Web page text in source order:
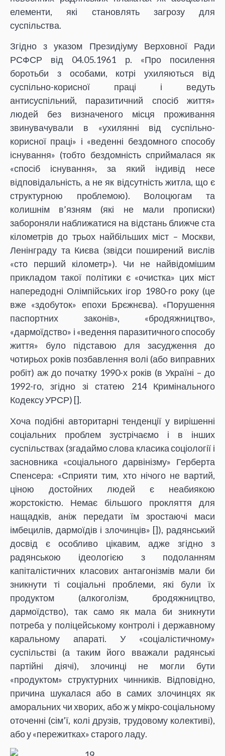
елементи, які становлять загрозу для
суспільства.
Згідно з указом Президіуму Верховної Ради
РСФСР від 04.05.1961 р. «Про посилення
боротьби з особами, котрі ухиляються від
суспільно-корисної праці і ведуть
антисуспільний, паразитичний спосіб життя»
людей без визначеного місця проживання
звинувачували в «ухилянні від суспільно-
корисної праці» і «веденні бездомного способу
існування» (тобто бездомність сприймалася як
«спосіб існування», за який індивід несе
відповідальність, а не як відсутність житла, що є
структурною проблемою). Волоцюгам та
колишнім в’язням (які не мали прописки)
забороняли наближатися на відстань ближче ста
кілометрів до трьох найбільших міст – Москви,
Ленінграду та Києва (звідси поширений вислів
«сто перший кілометр»). Чи не найвідомішим
прикладом такої політики є «очистка» цих міст
напередодні Олімпійських ігор 1980-го року (це
вже «здобуток» епохи Брєжнєва). «Порушення
паспортних законів», «бродяжництво»,
«дармоїдство» і «ведення паразитичного способу
життя» було підставою для засудження до
чотирьох років позбавлення волі (або виправних
робіт) аж до початку 1990-х років (в Україні – до
1992-го, згідно зі статею 214 Кримінального
Кодексу УРСР) [].
Хоча подібні авторитарні тенденції у вирішенні
соціальних проблем зустрічаємо і в інших
суспільствах (згадаймо слова класика соціології і
засновника «соціального дарвінізму» Герберта
Спенсеpа: «Сприяти тим, хто нічого не вартий,
ціною достойних людей є неабиякою
жорстокістю. Немає більшого прокляття для
нащадків, аніж передати їм зростаючі маси
імбецилів, дармоїдів і злочинців» []), радянський
досвід є особливо цікавим, адже згідно з
радянською ідеологією з подоланням
капіталістичних класових антагонізмів мали би
зникнути ті соціальні проблеми, які були їх
продуктом (алкоголізм, бродяжництво,
дармоїдство), так само як мала би зникнути
потреба у поліцейському контролі і державному
каральному апараті. У «соціалістичному»
суспільстві (а таким його вважали радянські
партійні діячі), злочинці не могли бути
«продуктом» структурних чинників. Відповідно,
причина шукалася або в самих злочинцях як
аморальних чи хворих, або ж у мікро-соціальному
оточенні (сім’ї, колі друзів, трудовому колективі),
або у «пережитках» старого ладу.